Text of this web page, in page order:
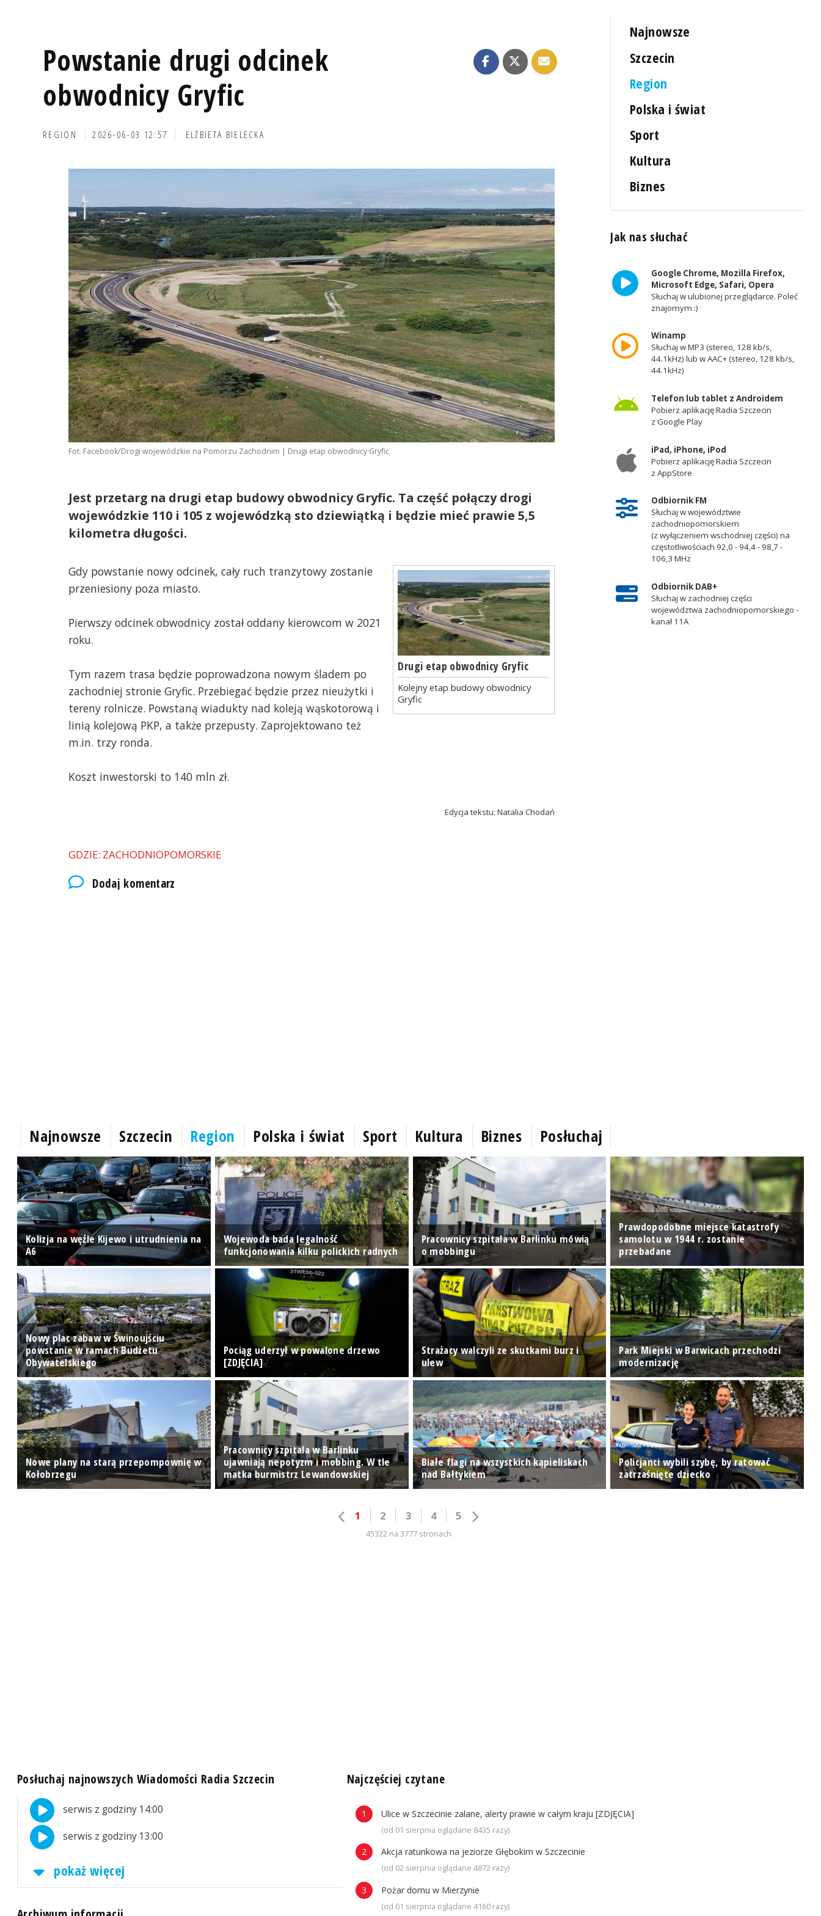
Powstanie drugi odcinek
obwodnicy Gryfic
REGION 2026-06-03 12:57 ELŻBIETA BIELECKA
Fot. Facebook/Drogi wojewódzkie na Pomorzu Zachodnim | Drugi etap obwodnicy Gryfic
Jest przetarg na drugi etap budowy obwodnicy Gryfic. Ta część połączy drogi
wojewódzkie 110 i 105 z wojewódzką sto dziewiątką i będzie mieć prawie 5,5
kilometra długości.
Drugi etap obwodnicy Gryfic
Kolejny etap budowy obwodnicy
Gryfic
Gdy powstanie nowy odcinek, cały ruch tranzytowy zostanie
przeniesiony poza miasto.
Pierwszy odcinek obwodnicy został oddany kierowcom w 2021
roku.
Tym razem trasa będzie poprowadzona nowym śladem po
zachodniej stronie Gryfic. Przebiegać będzie przez nieużytki i
tereny rolnicze. Powstaną wiadukty nad koleją wąskotorową i
linią kolejową PKP, a także przepusty. Zaprojektowano też
m.in. trzy ronda.
Koszt inwestorski to 140 mln zł.
Edycja tekstu: Natalia Chodań
GDZIE: ZACHODNIOPOMORSKIE
Dodaj komentarz
Najnowsze
Szczecin
Region
Polska i świat
Sport
Kultura
Biznes
Jak nas słuchać
Google Chrome, Mozilla Firefox,
Microsoft Edge, Safari, Opera
Słuchaj w ulubionej przeglądarce. Poleć
znajomym :)
Winamp
Słuchaj w MP3 (stereo, 128 kb/s,
44.1kHz) lub w AAC+ (stereo, 128 kb/s,
44.1kHz)
Telefon lub tablet z Androidem
Pobierz aplikację Radia Szczecin
z Google Play
iPad, iPhone, iPod
Pobierz aplikację Radia Szczecin
z AppStore
Odbiornik FM
Słuchaj w województwie
zachodniopomorskiem
(z wyłączeniem wschodniej części) na
częstotliwościach 92,0 - 94,4 - 98,7 -
106,3 MHz
Odbiornik DAB+
Słuchaj w zachodniej części
województwa zachodniopomorskiego -
kanał 11A
Najnowsze Szczecin Region Polska i świat Sport Kultura Biznes Posłuchaj
Kolizja na węźle Kijewo i utrudnienia na
A6
Wojewoda bada legalność
funkcjonowania kilku polickich radnych
Pracownicy szpitala w Barlinku mówią
o mobbingu
Prawdopodobne miejsce katastrofy
samolotu w 1944 r. zostanie
przebadane
Nowy plac zabaw w Świnoujściu
powstanie w ramach Budżetu
Obywatelskiego
Pociąg uderzył w powalone drzewo
[ZDJĘCIA]
Strażacy walczyli ze skutkami burz i
ulew
Park Miejski w Barwicach przechodzi
modernizację
Nowe plany na starą przepompownię w
Kołobrzegu
Pracownicy szpitala w Barlinku
ujawniają nepotyzm i mobbing. W tle
matka burmistrz Lewandowskiej
Białe flagi na wszystkich kąpieliskach
nad Bałtykiem
Policjanci wybili szybę, by ratować
zatrzaśnięte dziecko
1 2 3 4 5
45322 na 3777 stronach
Posłuchaj najnowszych Wiadomości Radia Szczecin
serwis z godziny 14:00
serwis z godziny 13:00
pokaż więcej
Najczęściej czytane
Ulice w Szczecinie zalane, alerty prawie w całym kraju [ZDJĘCIA]
(od 01 sierpnia oglądane 8435 razy)
Akcja ratunkowa na jeziorze Głębokim w Szczecinie
(od 02 sierpnia oglądane 4872 razy)
Pożar domu w Mierzynie
(od 01 sierpnia oglądane 4160 razy)